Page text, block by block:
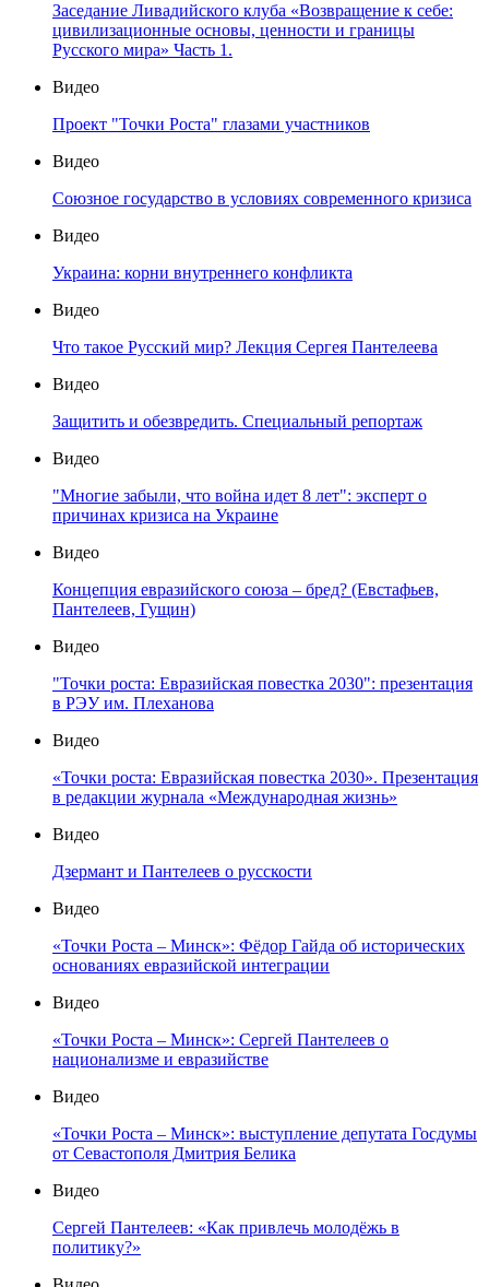
Заседание Ливадийского клуба «Возвращение к себе:
цивилизационные основы, ценности и границы
Русского мира» Часть 1.
Видео
Проект "Точки Роста" глазами участников
Видео
Союзное государство в условиях современного кризиса
Видео
Украина: корни внутреннего конфликта
Видео
Что такое Русский мир? Лекция Сергея Пантелеева
Видео
Защитить и обезвредить. Специальный репортаж
Видео
"Многие забыли, что война идет 8 лет": эксперт о
причинах кризиса на Украине
Видео
Концепция евразийского союза – бред? (Евстафьев,
Пантелеев, Гущин)
Видео
"Точки роста: Евразийская повестка 2030": презентация
в РЭУ им. Плеханова
Видео
«Точки роста: Евразийская повестка 2030». Презентация
в редакции журнала «Международная жизнь»
Видео
Дзермант и Пантелеев о русскости
Видео
«Точки Роста – Минск»: Фёдор Гайда об исторических
основаниях евразийской интеграции
Видео
«Точки Роста – Минск»: Сергей Пантелеев о
национализме и евразийстве
Видео
«Точки Роста – Минск»: выступление депутата Госдумы
от Севастополя Дмитрия Белика
Видео
Сергей Пантелеев: «Как привлечь молодёжь в
политику?»